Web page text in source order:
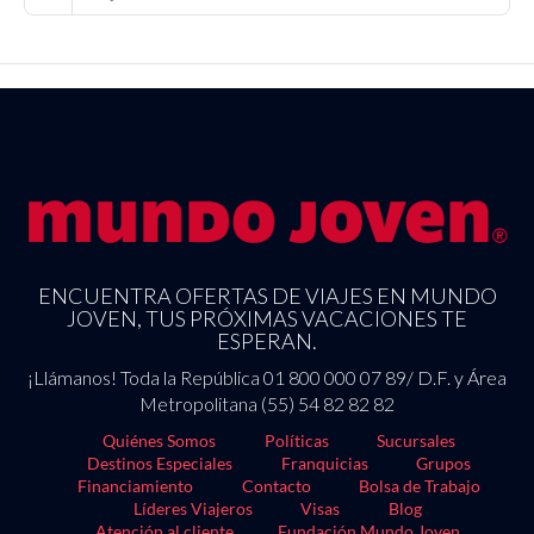
ENCUENTRA OFERTAS DE VIAJES EN MUNDO
JOVEN, TUS PRÓXIMAS VACACIONES TE
ESPERAN.
¡Llámanos! Toda la República 01 800 000 07 89/ D.F. y Área
Metropolitana (55) 54 82 82 82
Quiénes Somos Políticas
Sucursales
Destinos Especiales
Franquicias
Grupos
Financiamiento
Contacto
Bolsa de Trabajo
Líderes Viajeros
Visas
Blog